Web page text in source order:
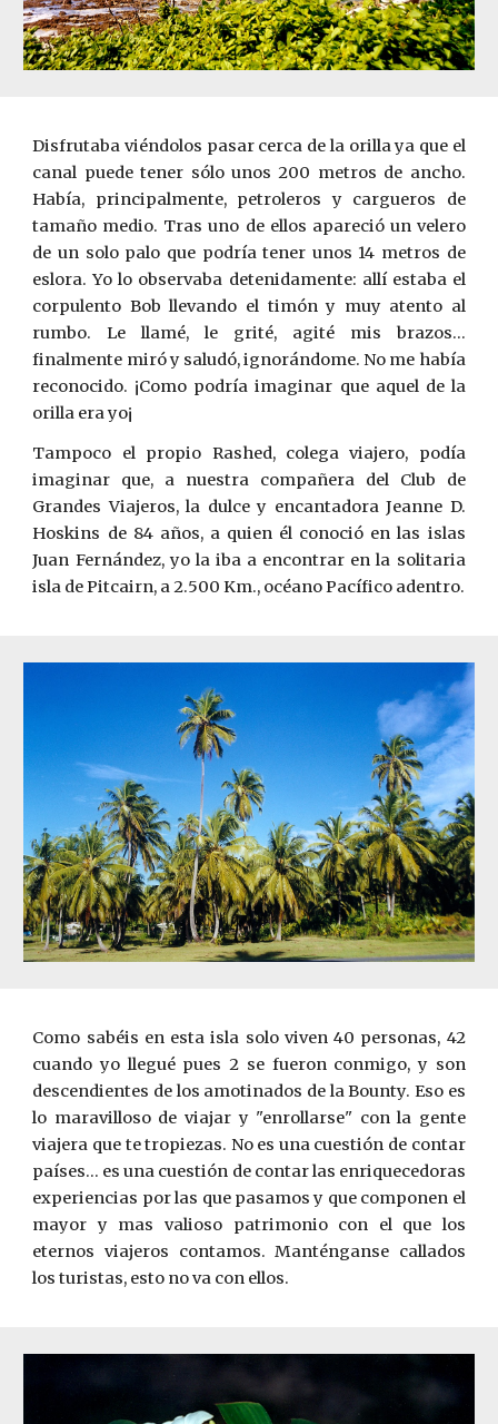
Disfrutaba viéndolos pasar cerca de la orilla ya que el
canal puede tener sólo unos 200 metros de ancho.
Había, principalmente, petroleros y cargueros de
tamaño medio. Tras uno de ellos apareció un velero
de un solo palo que podría tener unos 14 metros de
eslora. Yo lo observaba detenidamente: allí estaba el
corpulento Bob llevando el timón y muy atento al
rumbo. Le llamé, le grité, agité mis brazos...
finalmente miró y saludó, ignorándome. No me había
reconocido. ¡Como podría imaginar que aquel de la
orilla era yo¡
Tampoco el propio Rashed, colega viajero, podía
imaginar que, a nuestra compañera del Club de
Grandes Viajeros, la dulce y encantadora Jeanne D.
Hoskins de 84 años, a quien él conoció en las islas
Juan Fernández, yo la iba a encontrar en la solitaria
isla de Pitcairn, a 2.500 Km., océano Pacífico adentro.
Como sabéis en esta isla solo viven 40 personas, 42
cuando yo llegué pues 2 se fueron conmigo, y son
descendientes de los amotinados de la Bounty. Eso es
lo maravilloso de viajar y "enrollarse" con la gente
viajera que te tropiezas. No es una cuestión de contar
países... es una cuestión de contar las enriquecedoras
experiencias por las que pasamos y que componen el
mayor y mas valioso patrimonio con el que los
eternos viajeros contamos. Manténganse callados
los turistas, esto no va con ellos.